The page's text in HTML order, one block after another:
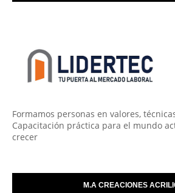
Formamos personas en valores,
Capacitación práctica para el mundo
crecer
M.A CREACIONES